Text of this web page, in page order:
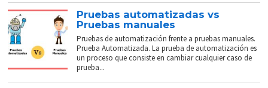
Pruebas automatizadas vs
Pruebas manuales
Pruebas de automatización frente a pruebas manuales.
Prueba Automatizada. La prueba de automatización es
un proceso que consiste en cambiar cualquier caso de
prueba...